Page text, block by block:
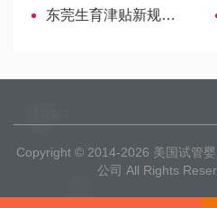
东莞生育津贴新规定最高可达173天，一分钟教你计算方法！
Copyright © 2014-2026 美国试管
公司 All Rights